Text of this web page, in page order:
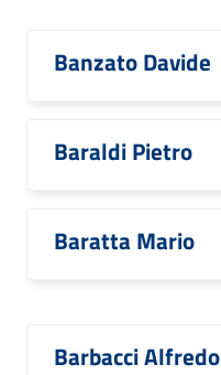
Banzato Davide
Baraldi Pietro
Baratta Mario
Barbacci Alfredo